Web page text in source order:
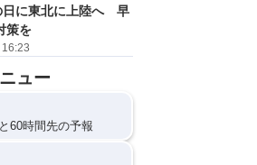
日に東北に上陸へ 早
策を
ュー
60時間先の予報